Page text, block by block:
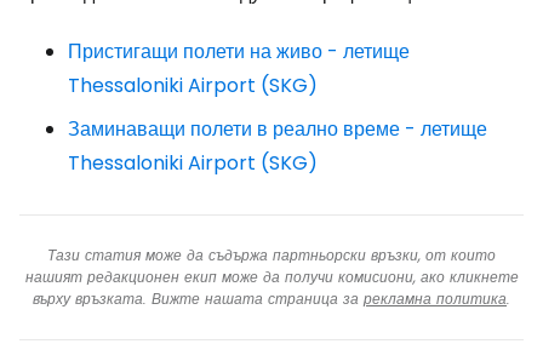
Пристигащи полети на живо - летище
Thessaloniki Airport (SKG)
Заминаващи полети в реално време - летище
Thessaloniki Airport (SKG)
Тази статия може да съдържа партньорски връзки, от които
нашият редакционен екип може да получи комисиони, ако кликнете
върху връзката. Вижте нашата страница за рекламна политика.